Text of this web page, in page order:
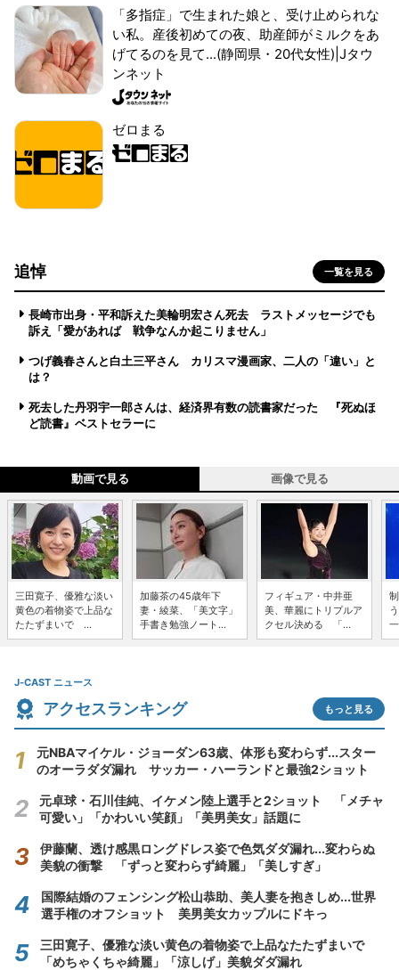
「多指症」で生まれた娘と、受け止められな
い私。産後初めての夜、助産師がミルクをあ
げてるのを見て...(静岡県・20代女性)|Jタウ
ンネット
ゼロまる
追悼 一覧を見る
長崎市出身・平和訴えた美輪明宏さん死去 ラストメッセージでも
訴え「愛があれば 戦争なんか起こりません」
つげ義春さんと白土三平さん カリスマ漫画家、二人の「違い」と
は？
死去した丹羽宇一郎さんは、経済界有数の読書家だった 『死ぬほ
ど読書』ベストセラーに
動画で見る 画像で見る
三田寛子、優雅な淡い
黄色の着物姿で上品な
たたずまいで ...
加藤茶の45歳年下
妻・綾菜、「美文字」
手書き勉強ノート...
フィギュア・中井亜
美、華麗にトリプルア
クセル決める 「...
J-CAST ニュース
アクセスランキング もっと見る
元NBAマイケル・ジョーダン63歳、体形も変わらず...スター
のオーラダダ漏れ サッカー・ハーランドと最強2ショット
元卓球・石川佳純、イケメン陸上選手と2ショット 「メチャ
可愛い」「かわいい笑顔」「美男美女」話題に
伊藤蘭、透け感黒ロングドレス姿で色気ダダ漏れ...変わらぬ
美貌の衝撃 「ずっと変わらず綺麗」「美しすぎ」
国際結婚のフェンシング松山恭助、美人妻を抱きしめ...世界
選手権のオフショット 美男美女カップルにドキっ
三田寛子、優雅な淡い黄色の着物姿で上品なたたずまいで
「めちゃくちゃ綺麗」「涼しげ」美貌ダダ漏れ